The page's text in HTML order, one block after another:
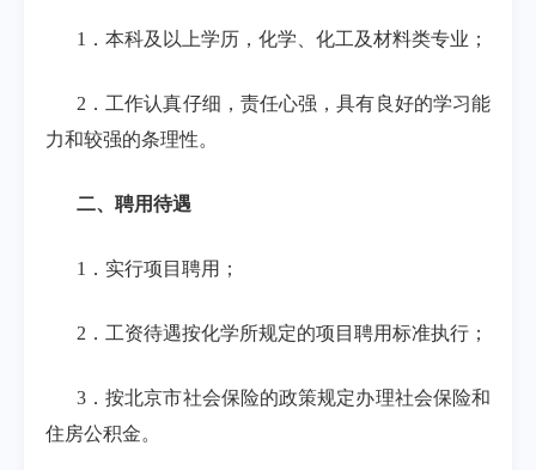
1 ．本科及以上学历，化学、化工及材料类专业；
2 ．工作认真仔细，责任心强，具有良好的学习能
力和较强的条理性。
二、聘用待遇
1 ．实行项目聘用；
2 ．工资待遇按化学所规定的项目聘用标准执行；
3 ．按北京市社会保险的政策规定办理社会保险和
住房公积金。